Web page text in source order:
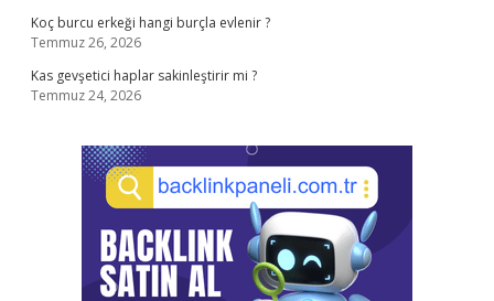
Koç burcu erkeği hangi burçla evlenir ?
Temmuz 26, 2026
Kas gevşetici haplar sakinleştirir mi ?
Temmuz 24, 2026